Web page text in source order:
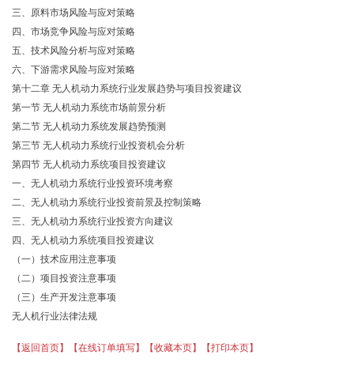
三、原料市场风险与应对策略
四、市场竞争风险与应对策略
五、技术风险分析与应对策略
六、下游需求风险与应对策略
第十二章 无人机动力系统行业发展趋势与项目投资建议
第一节 无人机动力系统市场前景分析
第二节 无人机动力系统发展趋势预测
第三节 无人机动力系统行业投资机会分析
第四节 无人机动力系统项目投资建议
一、无人机动力系统行业投资环境考察
二、无人机动力系统行业投资前景及控制策略
三、无人机动力系统行业投资方向建议
四、无人机动力系统项目投资建议
（一）技术应用注意事项
（二）项目投资注意事项
（三）生产开发注意事项
无人机行业法律法规
【返回首页】 【在线订单填写】 【收藏本页】 【打印本页】